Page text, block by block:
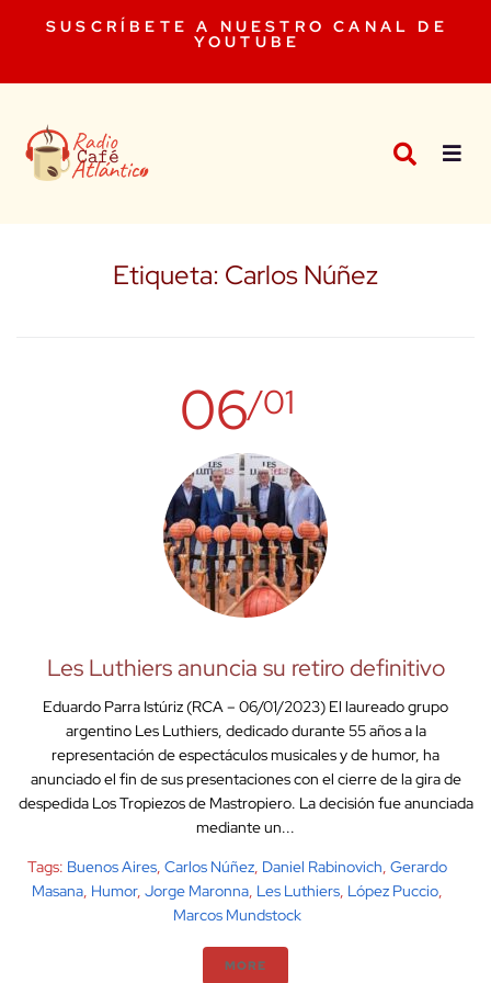
SUSCRÍBETE A NUESTRO CANAL DE
YOUTUBE
Etiqueta: Carlos Núñez
06/01
Les Luthiers anuncia su retiro definitivo
Eduardo Parra Istúriz (RCA – 06/01/2023) El laureado grupo
argentino Les Luthiers, dedicado durante 55 años a la
representación de espectáculos musicales y de humor, ha
anunciado el fin de sus presentaciones con el cierre de la gira de
despedida Los Tropiezos de Mastropiero. La decisión fue anunciada
mediante un...
Tags: Buenos Aires, Carlos Núñez, Daniel Rabinovich, Gerardo
Masana, Humor, Jorge Maronna, Les Luthiers, López Puccio,
Marcos Mundstock
MORE